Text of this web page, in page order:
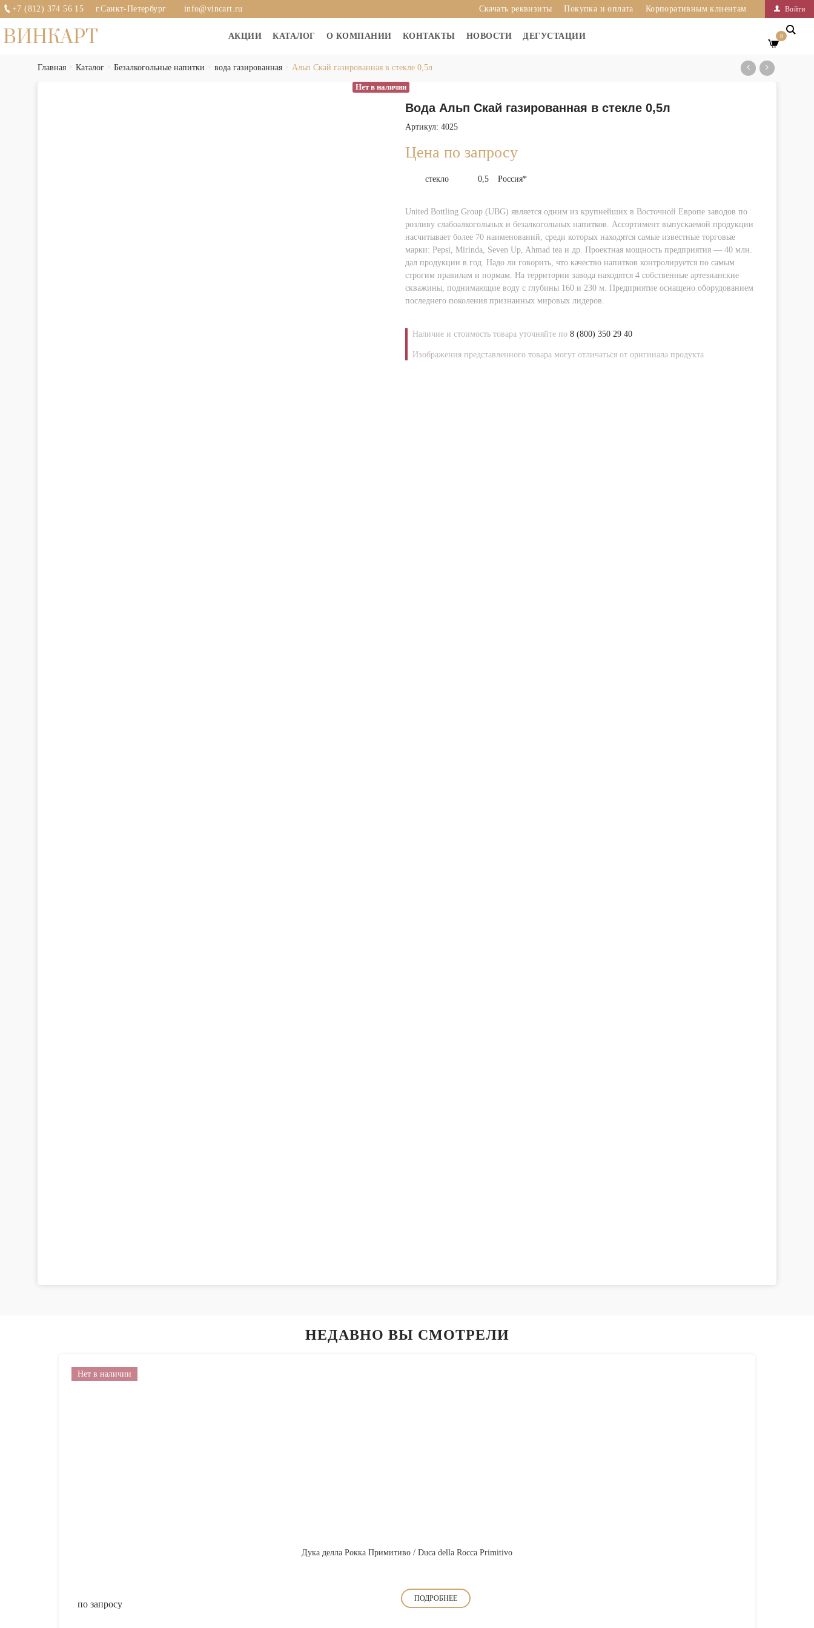
+7 (812) 374 56 15 г.Санкт-Петербург info@vincart.ru Войти
Скачать реквизиты Покупка и оплата Корпоративным клиентам
ВИНКАРТ АКЦИИ КАТАЛОГ О КОМПАНИИ КОНТАКТЫ НОВОСТИ ДЕГУСТАЦИИ 0
Главная Каталог Безалкогольные напитки вода газированная Альп Скай газированная в стекле 0,5л
Нет в наличии
Вода Альп Скай газированная в стекле 0,5л
Артикул: 4025
Цена по запросу
стекло 0,5 Россия*
United Bottling Group (UBG) является одним из крупнейших в Восточной Европе заводов по
розливу слабоалкогольных и безалкогольных напитков. Ассортимент выпускаемой продукции
насчитывает более 70 наименований, среди которых находятся самые известные торговые
марки: Pepsi, Mirinda, Seven Up, Ahmad tea и др. Проектная мощность предприятия — 40 млн.
дал продукции в год. Надо ли говорить, что качество напитков контролируется по самым
строгим правилам и нормам. На территории завода находятся 4 собственные артезианские
скважины, поднимающие воду с глубины 160 и 230 м. Предприятие оснащено оборудованием
последнего поколения признанных мировых лидеров.
Наличие и стоимость товара уточняйте по 8 (800) 350 29 40
Изображения представленного товара могут отличаться от оригинала продукта
НЕДАВНО ВЫ СМОТРЕЛИ
Нет в наличии
Дука делла Рокка Примитиво / Duca della Rocca Primitivo
по запросу
ПОДРОБНЕЕ